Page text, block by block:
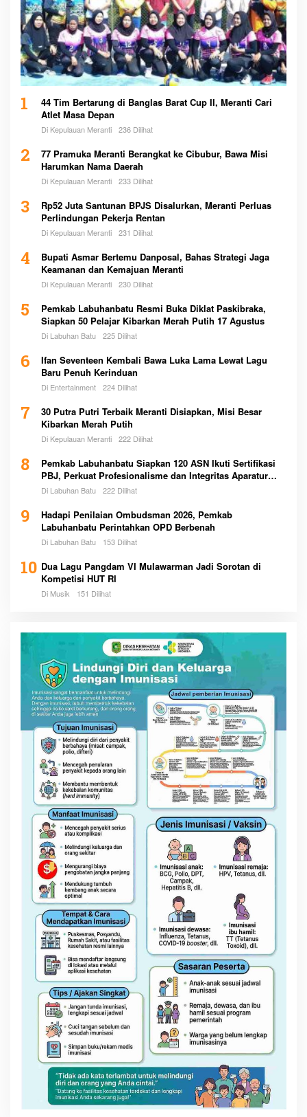
1
44 Tim Bertarung di Banglas Barat Cup II, Meranti Cari
Atlet Masa Depan
Di Kepulauan Meranti 236 Dilihat
2
77 Pramuka Meranti Berangkat ke Cibubur, Bawa Misi
Harumkan Nama Daerah
Di Kepulauan Meranti 233 Dilihat
3
Rp52 Juta Santunan BPJS Disalurkan, Meranti Perluas
Perlindungan Pekerja Rentan
Di Kepulauan Meranti 231 Dilihat
4
Bupati Asmar Bertemu Danposal, Bahas Strategi Jaga
Keamanan dan Kemajuan Meranti
Di Kepulauan Meranti 230 Dilihat
5
Pemkab Labuhanbatu Resmi Buka Diklat Paskibraka,
Siapkan 50 Pelajar Kibarkan Merah Putih 17 Agustus
Di Labuhan Batu 225 Dilihat
6
Ifan Seventeen Kembali Bawa Luka Lama Lewat Lagu
Baru Penuh Kerinduan
Di Entertainment 224 Dilihat
7
30 Putra Putri Terbaik Meranti Disiapkan, Misi Besar
Kibarkan Merah Putih
Di Kepulauan Meranti 222 Dilihat
8
Pemkab Labuhanbatu Siapkan 120 ASN Ikuti Sertifikasi
PBJ, Perkuat Profesionalisme dan Integritas Aparatur
Pemerintah
Di Labuhan Batu 222 Dilihat
9
Hadapi Penilaian Ombudsman 2026, Pemkab
Labuhanbatu Perintahkan OPD Berbenah
Di Labuhan Batu 153 Dilihat
10 Dua Lagu Pangdam VI Mulawarman Jadi Sorotan di
Kompetisi HUT RI
Di Musik 151 Dilihat